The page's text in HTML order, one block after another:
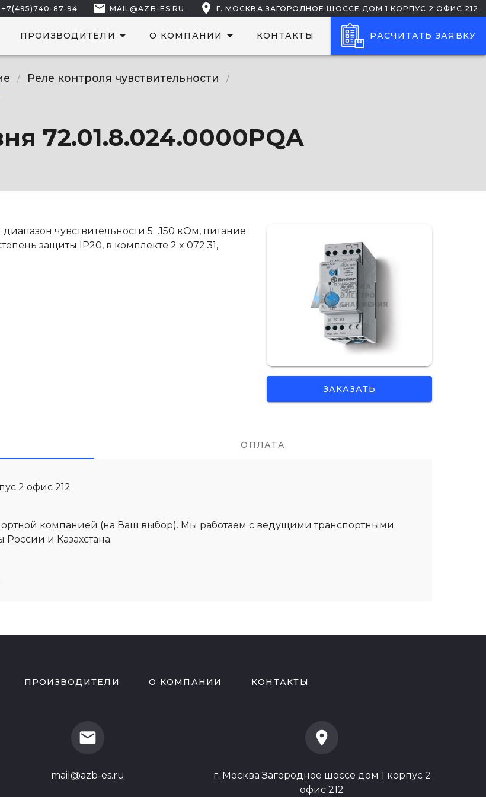
+7(495)740-87-94 mail MAIL@AZB-ES.RU location_on Г. МОСКВА ЗАГОРОДНОЕ ШОССЕ ДОМ 1 КОРПУС 2 ОФИС 212
ПРОИЗВОДИТЕЛИ arrow_drop_down О КОМПАНИИ arrow_drop_down КОНТАКТЫ РАСЧИТАТЬ ЗАЯВКУ
/ Реле контроля чувствительности /
72.01.8.024.0000PQA
чувствительности 5…150 кОм, питание
защиты IP20, в комплекте 2 x 072.31,
ЗАКАЗАТЬ
ОПЛАТА
2 офис 212
компанией (на Ваш выбор). Мы работаем с ведущими транспортными
и Казахстана.
ПРОИЗВОДИТЕЛИ О КОМПАНИИ КОНТАКТЫ
mail
mail@azb-es.ru
location_on
г. Москва Загородное шоссе дом 1 корпус 2
офис 212